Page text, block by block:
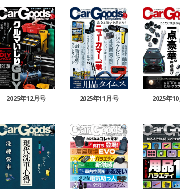
2025年12月号 2025年11月号 2025年